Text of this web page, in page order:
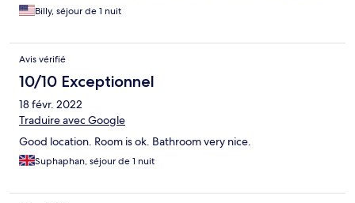
Billy, séjour de 1 nuit
Avis vérifié
10/10 Exceptionnel
18 févr. 2022
Traduire avec Google
Good location. Room is ok. Bathroom very nice.
Suphaphan, séjour de 1 nuit